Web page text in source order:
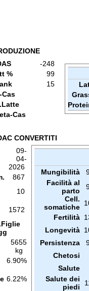
-248
%
99
15
Cas
Cas
CONVERTITI
09-
04-
2026
867
10
1572
5655
kg
6.90%
6.22%
Mungibilità
Facilità al
parto
Cell.
somatiche
Fertilità
Longevità
Persistenza
Chetosi
Salute
Salute dei
piedi